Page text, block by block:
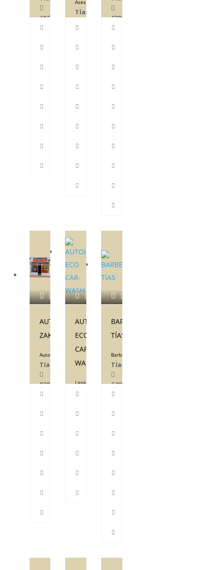
606887489
Asesoría
Tías
928834103
630901177
AUTOESCUELA
ZAKARIA
Autoescuela
Tías
828048472
AUTOLAVADO
ECO
CAR-
WASH
Lavado
de
Tías
647053347
BARBERÍA
TÍAS
Barbería
Tías
649560391